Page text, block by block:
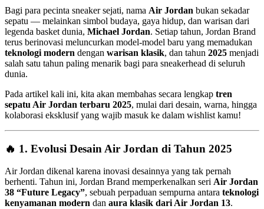
Bagi para pecinta sneaker sejati, nama Air Jordan bukan sekadar
sepatu — melainkan simbol budaya, gaya hidup, dan warisan dari
legenda basket dunia, Michael Jordan. Setiap tahun, Jordan Brand
terus berinovasi meluncurkan model-model baru yang memadukan
teknologi modern dengan warisan klasik, dan tahun 2025 menjadi
salah satu tahun paling menarik bagi para sneakerhead di seluruh
dunia.
Pada artikel kali ini, kita akan membahas secara lengkap tren
sepatu Air Jordan terbaru 2025, mulai dari desain, warna, hingga
kolaborasi eksklusif yang wajib masuk ke dalam wishlist kamu!
🔥 1. Evolusi Desain Air Jordan di Tahun 2025
Air Jordan dikenal karena inovasi desainnya yang tak pernah
berhenti. Tahun ini, Jordan Brand memperkenalkan seri Air Jordan
38 “Future Legacy”, sebuah perpaduan sempurna antara teknologi
kenyamanan modern dan aura klasik dari Air Jordan 13.